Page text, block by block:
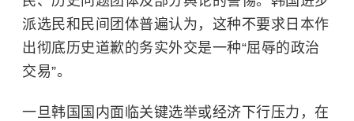
派选民和民间团体普遍认为，这种不要求日本作
出彻底历史道歉的务实外交是一种“屈辱的政治
交易”。
一旦韩国国内面临关键选举或经济下行压力，在